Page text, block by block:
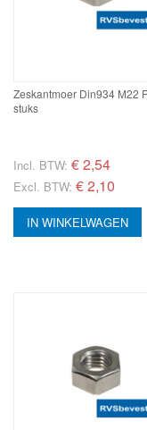
Zeskantmoer Din934 M22
stuks
Incl. BTW: €2,54
Excl. BTW: € 2,10
IN WINKELWAGEN